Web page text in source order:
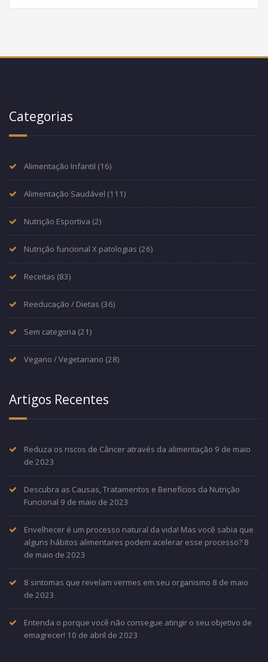
Categorias
Alimentação Infantil (16)
Alimentação Saudável (111)
Nutrição Esportiva (2)
Nutrição funcional X patologias (26)
Receitas (83)
Reeducação / Dietas (36)
Sem categoria (21)
Vegano / Vegetariano (28)
Artigos Recentes
Reduza os riscos de Câncer através da alimentação 9 de maio
de 2023
Descubra as Causas, Tratamentos e Benefícios da Nutrição
Funcional 9 de maio de 2023
Envelhecer é um processo natural da vida! Mas você sabia que
alguns hábitos alimentares podem acelerar esse processo? 8
de maio de 2023
8 sintomas que revelam vermes em seu organismo 8 de maio
de 2023
Entenda o porque você não consegue atingir o seu objetivo de
emagrecer! 10 de abril de 2023